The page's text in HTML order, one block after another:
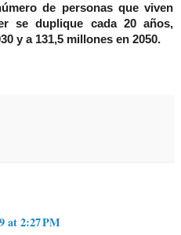
de personas que viven
se duplique cada 20 años,
y a 131,5 millones en 2050.
at 2:27 PM